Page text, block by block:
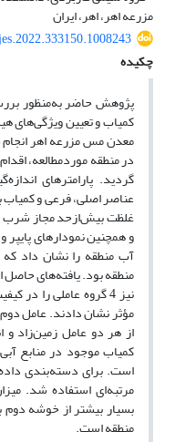
مزرعه اهر، اهر، ایران
چکیده
پژوهش حاضر به‌منظور
کمیاب و تعیین ویژگی‌های
معدن مس مزرعه اهر
در منطقه موردمطالعه،
عناصر اصلی، فرعی و کمیاب
غلظت بیش‌ازحد مجاز شرب
و همچنین نمودارهای
آب منطقه را نشان داد
منطقه بود. یافته‌های حاصل
نیز 4 گروه عاملی را
مؤثر نشان دادند. عامل
از هر دو عامل زمین‌زاد
کمیاب موجود در منابع
است. برای دسته‌بندی
بسیار بیشتر از خوشه دوم
منطقه است.